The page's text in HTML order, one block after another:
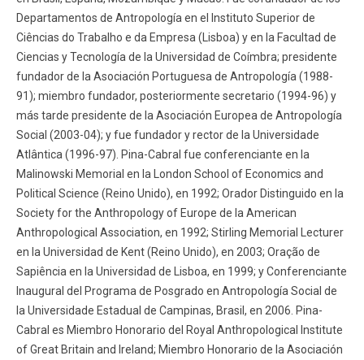
Departamentos de Antropología en el Instituto Superior de
Ciências do Trabalho e da Empresa (Lisboa) y en la Facultad de
Ciencias y Tecnología de la Universidad de Coímbra; presidente
fundador de la Asociación Portuguesa de Antropología (1988-
91); miembro fundador, posteriormente secretario (1994-96) y
más tarde presidente de la Asociación Europea de Antropología
Social (2003-04); y fue fundador y rector de la Universidade
Atlântica (1996-97). Pina-Cabral fue conferenciante en la
Malinowski Memorial en la London School of Economics and
Political Science (Reino Unido), en 1992; Orador Distinguido en la
Society for the Anthropology of Europe de la American
Anthropological Association, en 1992; Stirling Memorial Lecturer
en la Universidad de Kent (Reino Unido), en 2003; Oração de
Sapiência en la Universidad de Lisboa, en 1999; y Conferenciante
Inaugural del Programa de Posgrado en Antropología Social de
la Universidade Estadual de Campinas, Brasil, en 2006. Pina-
Cabral es Miembro Honorario del Royal Anthropological Institute
of Great Britain and Ireland; Miembro Honorario de la Asociación